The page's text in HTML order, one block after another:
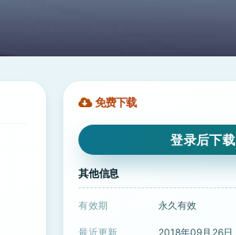
免费下载
登录后下载
其他信息
有效期 永久有效
最近更新 2018年09月26日